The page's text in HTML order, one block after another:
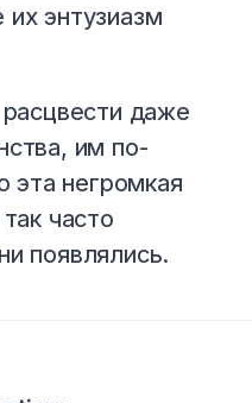
энтузиазм
даже
им по-
негромкая
часто
появлялись.